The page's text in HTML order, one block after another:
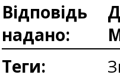
Відповідь
надано:
Теги: